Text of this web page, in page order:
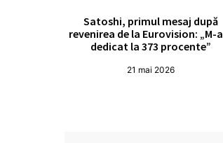
Satoshi, primul mesaj după
revenirea de la Eurovision: „M-
dedicat la 373 procente”
21 mai 2026